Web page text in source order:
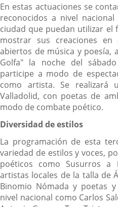
En estas actuaciones se
reconocidos a nivel
ciudad que puedan utilizar el
mostrar sus creaciones en
abiertos de música y poesía,
Golfa" la noche del
participe a modo de
como artista. Se realizará
Valladolid, con poetas de
modo de combate poético.
Diversidad de estilos
La programación de esta
variedad de estilos y voces,
poéticos como Susurros a
artistas locales de la talla de
Binomio Nómada y poetas
nivel nacional como Carlos